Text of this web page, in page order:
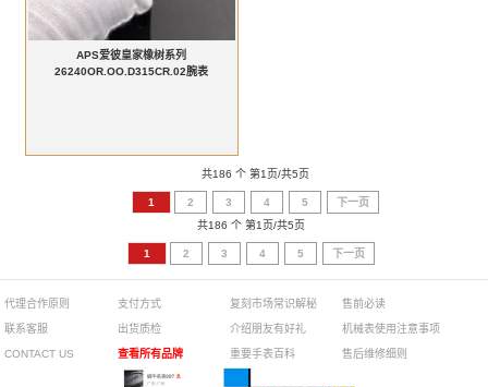
APS爱彼皇家橡树系列
26240OR.OO.D315CR.02腕表
共186 个 第1页/共5页
1 2 3 4 5
下一页
共186 个 第1页/共5页
1 2 3 4 5 下一页
代理合作原则
联系客服
CONTACT US
支付方式
出货质检
查看所有品牌
复刻市场常识解秘
介绍朋友有好礼
重要手表百科
售前必读
机械表使用注意事项
售后维修细则